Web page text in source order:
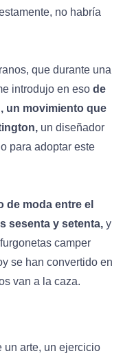
no habría
que durante una
introdujo en eso de
un movimiento que
un diseñador
para adoptar este
de moda entre el
sesenta y setenta, y
camper
se han convertido en
van a la caza.
un arte, un ejercicio